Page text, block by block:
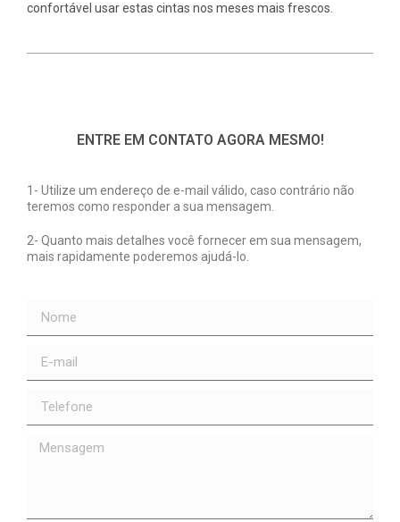
confortável usar estas cintas nos meses mais frescos.
ENTRE EM CONTATO AGORA MESMO!
1- Utilize um endereço de e-mail válido, caso contrário não
teremos como responder a sua mensagem.
2- Quanto mais detalhes você fornecer em sua mensagem,
mais rapidamente poderemos ajudá-lo.